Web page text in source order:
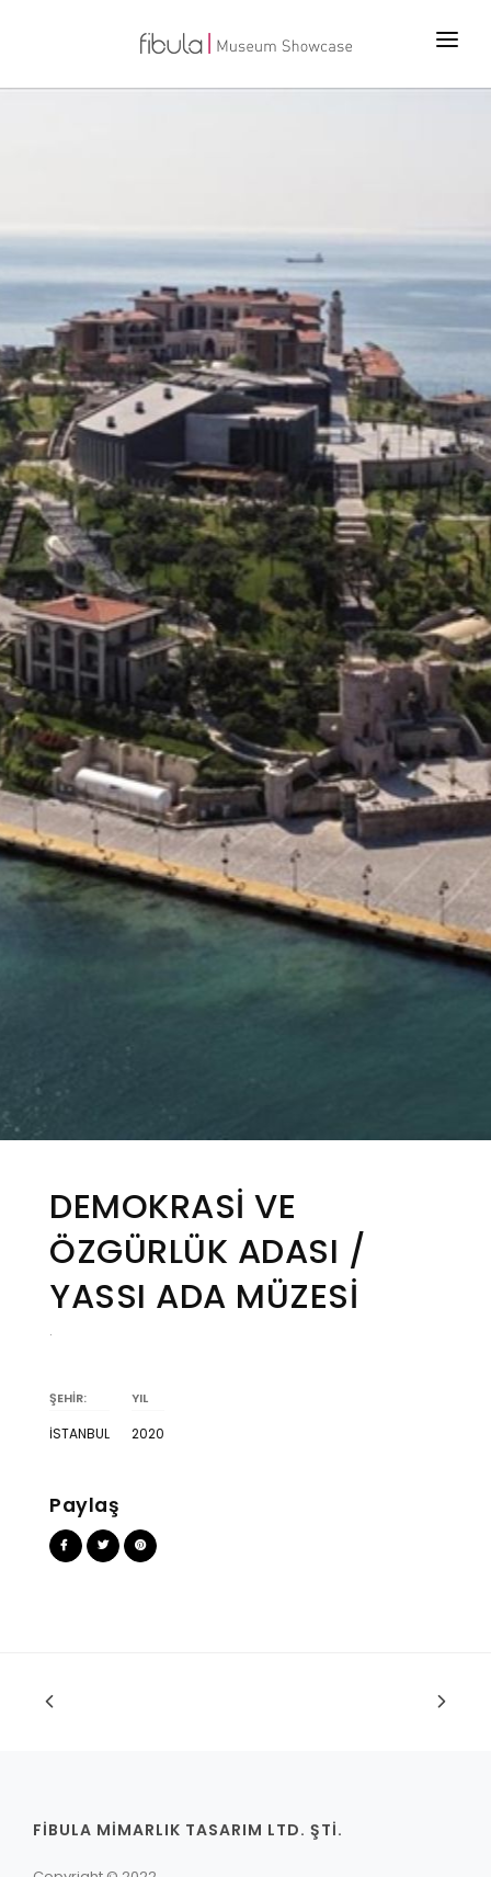
ANA SAYFA
TEKNOLOJİLER
BİZ KİMİZ
İLETİŞİM
DEMOKRASİ VE
ÖZGÜRLÜK ADASI /
YASSI ADA MÜZESİ
.
ŞEHİR:
İSTANBUL
YIL
2020
Paylaş
FİBULA MİMARLIK TASARIM LTD. ŞTİ.